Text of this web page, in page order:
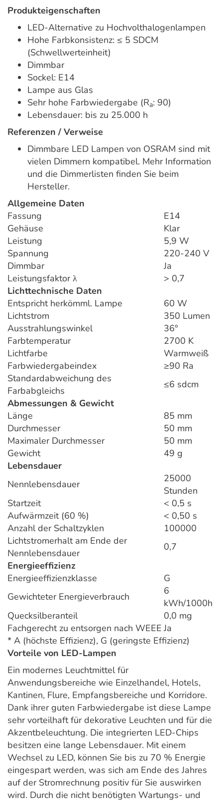
Produkteigenschaften
LED-Alternative zu Hochvolthalogenlampen
Hohe Farbkonsistenz: ≤ 5 SDCM
(Schwellwerteinheit)
Dimmbar
Sockel: E14
Lampe aus Glas
Sehr hohe Farbwiedergabe (Ra: 90)
Lebensdauer: bis zu 25.000 h
Referenzen / Verweise
Dimmbare LED Lampen von OSRAM sind mit
vielen Dimmern kompatibel. Mehr Information
und die Dimmerlisten finden Sie beim
Hersteller.
Allgemeine Daten
Fassung
E14
Gehäuse
Klar
Leistung
5,9 W
Spannung
220-240 V
Dimmbar
Ja
Leistungsfaktor λ
> 0,7
Lichttechnische Daten
Entspricht herkömml. Lampe
60 W
Lichtstrom
350 Lumen
Ausstrahlungswinkel
36°
Farbtemperatur
2700 K
Lichtfarbe
Warmweiß
Farbwiedergabeindex
≥90 Ra
Standardabweichung des
Farbabgleichs
≤6 sdcm
Abmessungen & Gewicht
Länge
85 mm
Durchmesser
50 mm
Maximaler Durchmesser
50 mm
Gewicht
49 g
Lebensdauer
Nennlebensdauer
25000
Stunden
Startzeit
< 0,5 s
Aufwärmzeit (60 %)
< 0,50 s
Anzahl der Schaltzyklen
100000
Lichtstromerhalt am Ende der
Nennlebensdauer
0,7
Energieeffizienz
Energieeffizienzklasse
G
Gewichteter Energieverbrauch
6
kWh/1000h
Quecksilberanteil
0,0 mg
Fachgerecht zu entsorgen nach WEEE Ja
* A (höchste Effizienz), G (geringste Effizienz)
Vorteile von LED-Lampen
Ein modernes Leuchtmittel für
Anwendungsbereiche wie Einzelhandel, Hotels,
Kantinen, Flure, Empfangsbereiche und Korridore.
Dank ihrer guten Farbwiedergabe ist diese Lampe
sehr vorteilhaft für dekorative Leuchten und für die
Akzentbeleuchtung. Die integrierten LED-Chips
besitzen eine lange Lebensdauer. Mit einem
Wechsel zu LED, können Sie bis zu 70 % Energie
eingespart werden, was sich am Ende des Jahres
auf der Stromrechnung positiv für Sie auswirken
wird. Durch die nicht benötigten Wartungs- und